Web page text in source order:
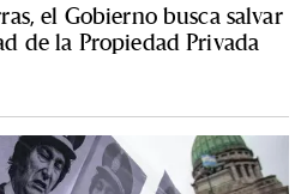
el Gobierno busca salvar
de la Propiedad Privada